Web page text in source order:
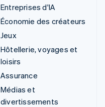
Entreprises d'IA
Économie des créateurs
Jeux
Hôtellerie, voyages et
loisirs
Assurance
Médias et
divertissements